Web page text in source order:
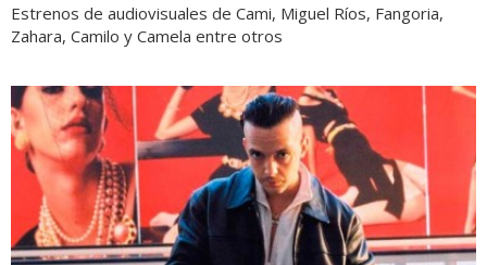
Estrenos de audiovisuales de Cami, Miguel Ríos, Fangoria,
Zahara, Camilo y Camela entre otros